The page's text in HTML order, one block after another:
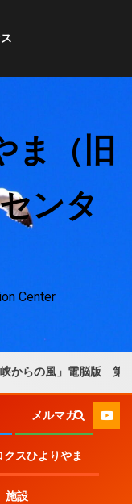
ま（旧
ンタ
Center
風」電脳版 第236号
メルマガ
スひよりやま
施設